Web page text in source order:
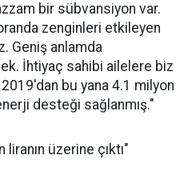
bir sübvansiyon var.
zenginleri etkileyen
Geniş anlamda
İhtiyaç sahibi ailelere biz
bu yana 4.1 milyon
desteği sağlanmış."
üzerine çıktı"